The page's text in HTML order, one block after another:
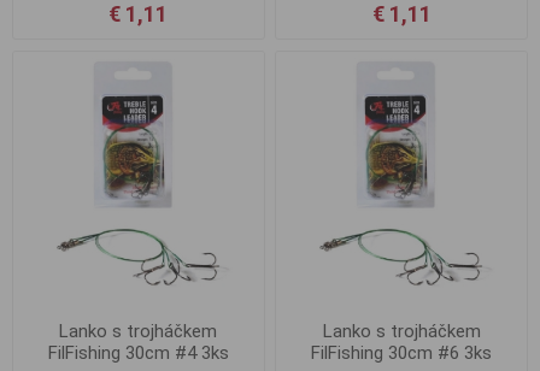
€ 1,11 € 1,11
Lanko s trojháčkem
FilFishing 30cm #4 3ks
Lanko s trojháčkem
FilFishing 30cm #6 3ks